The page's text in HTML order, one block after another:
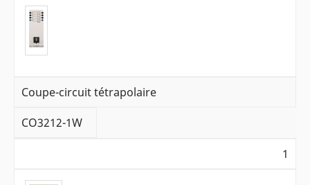
Coupe-circuit tétrapolaire
CO3212-1W
1